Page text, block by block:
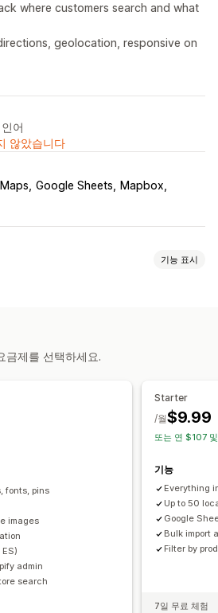
where customers search and what
geolocation, responsive on
어
않았습니다
Google Sheets
Mapbox
기능 표시
여러 언어 여러 위치
금제를 선택하세요.
fonts, pins
images
admin
search
Starter
$9.99
/월
또는 연 $107
기능
Everything
Up to 50
Google
Bulk import
Filter by
7일 무료 체험